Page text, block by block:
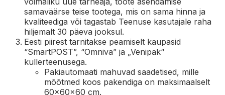
samaväärse teise tootega, mis on sama hinna ja
kvaliteediga või tagastab Teenuse kasutajale raha
hiljemalt 30 päeva jooksul.
Eesti piirest tarnitakse peamiselt kaupasid
“SmartPOST”, “Omniva” ja „Venipak“
kullerteenusega.
Pakiautomaati mahuvad saadetised, mille
mõõtmed koos pakendiga on maksimaalselt
60×60×60 cm.